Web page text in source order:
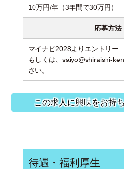
10万円/年（3年間で30万円）
応募方法
マイナビ2028よりエントリー
もしくは、saiyo@shiraishi-
さい。
この求人に興味をお持
待遇・福利厚生